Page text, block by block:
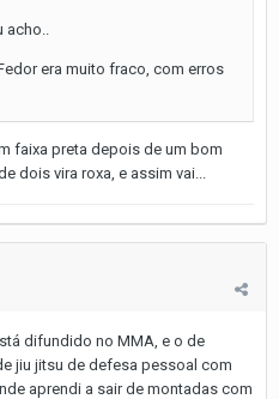
era muito fraco, com erros
faixa preta depois de um bom
dois vira roxa, e assim vai...
difundido no MMA, e o de
jiu jitsu de defesa pessoal com
aprendi a sair de montadas com